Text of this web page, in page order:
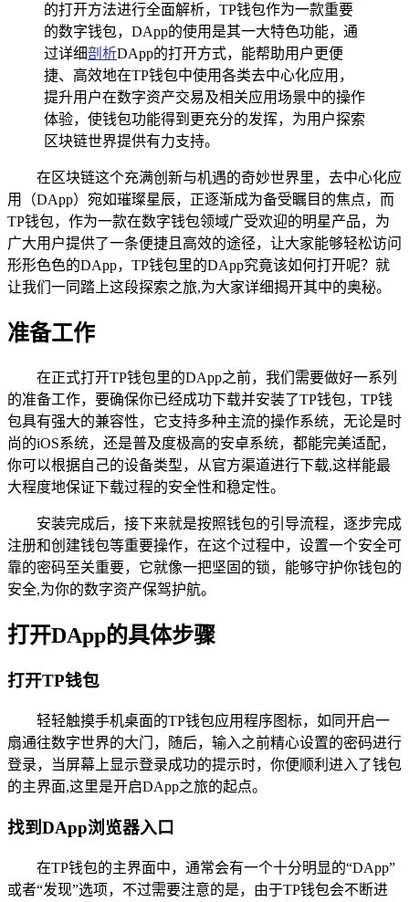
的打开方法进行全面解析，TP钱包作为一款重要
的数字钱包，DApp的使用是其一大特色功能，通
过详细剖析DApp的打开方式，能帮助用户更便
捷、高效地在TP钱包中使用各类去中心化应用，
提升用户在数字资产交易及相关应用场景中的操作
体验，使钱包功能得到更充分的发挥，为用户探索
区块链世界提供有力支持。
在区块链这个充满创新与机遇的奇妙世界里，去中心化应
用（DApp）宛如璀璨星辰，正逐渐成为备受瞩目的焦点，而
TP钱包，作为一款在数字钱包领域广受欢迎的明星产品，为
广大用户提供了一条便捷且高效的途径，让大家能够轻松访问
形形色色的DApp，TP钱包里的DApp究竟该如何打开呢？就
让我们一同踏上这段探索之旅,为大家详细揭开其中的奥秘。
准备工作
在正式打开TP钱包里的DApp之前，我们需要做好一系列
的准备工作，要确保你已经成功下载并安装了TP钱包，TP钱
包具有强大的兼容性，它支持多种主流的操作系统，无论是时
尚的iOS系统，还是普及度极高的安卓系统，都能完美适配，
你可以根据自己的设备类型，从官方渠道进行下载,这样能最
大程度地保证下载过程的安全性和稳定性。
安装完成后，接下来就是按照钱包的引导流程，逐步完成
注册和创建钱包等重要操作，在这个过程中，设置一个安全可
靠的密码至关重要，它就像一把坚固的锁，能够守护你钱包的
安全,为你的数字资产保驾护航。
打开DApp的具体步骤
打开TP钱包
轻轻触摸手机桌面的TP钱包应用程序图标，如同开启一
扇通往数字世界的大门，随后，输入之前精心设置的密码进行
登录，当屏幕上显示登录成功的提示时，你便顺利进入了钱包
的主界面,这里是开启DApp之旅的起点。
找到DApp浏览器入口
在TP钱包的主界面中，通常会有一个十分明显的“DApp”
或者“发现”选项，不过需要注意的是，由于TP钱包会不断进